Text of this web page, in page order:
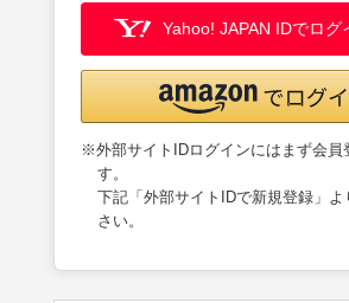
Yahoo! JAPAN IDでログ
※外部サイトIDログインにはまず会員
す。
下記「外部サイトIDで新規登録」よ
さい。